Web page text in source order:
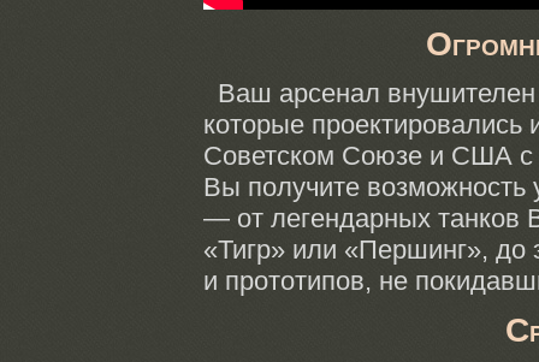
Ваш арсенал
которые проектировались
Советском Союзе и США
Вы получите возможность
— от легендарных танков
«Тигр» или «Першинг», до
и прототипов, не